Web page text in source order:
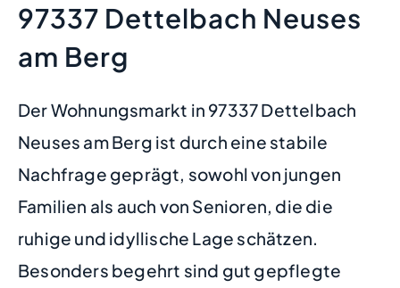
97337 Dettelbach Neuses
am Berg
Der Wohnungsmarkt in 97337 Dettelbach
Neuses am Berg ist durch eine stabile
Nachfrage geprägt, sowohl von jungen
Familien als auch von Senioren, die die
ruhige und idyllische Lage schätzen.
Besonders begehrt sind gut gepflegte